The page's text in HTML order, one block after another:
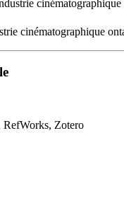
cinématographique
cinématographique
RefWorks, Zotero